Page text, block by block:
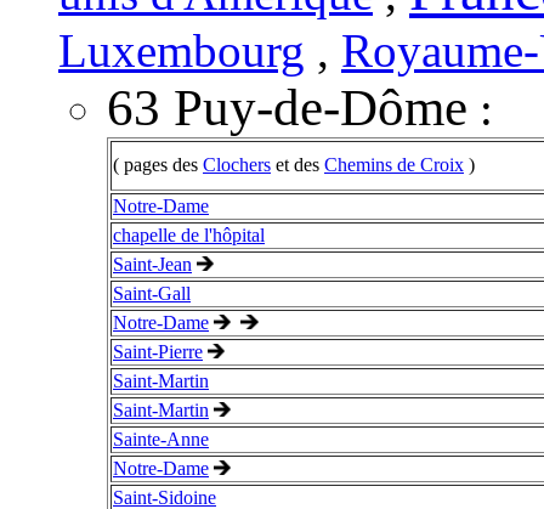
Luxembourg ,
63 Puy-de-Dôme :
( pages des Clochers et des Chemins de Croix )
Notre-Dame
chapelle de l'hôpital
Saint-Jean
Saint-Gall
Notre-Dame
Saint-Pierre
Saint-Martin
Saint-Martin
Sainte-Anne
Notre-Dame
Saint-Sidoine